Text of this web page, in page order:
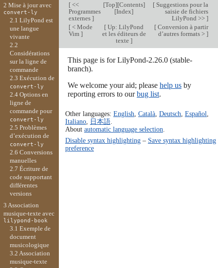
[<<
Programmes
externes ]
[Top][Contents]
[Index]
[Suggestions pour la
saisie de fichiers
LilyPond >> ]
[< Mode
Vim ]
[ Up: LilyPond
et les éditeurs de
texte ]
[Conversion à partir
d’autres formats > ]
This page is for LilyPond-2.26.0 (stable-
branch).
We welcome your aid; please help usby
reporting errors to ourbug list.
Other languages: English Català, Deutsch Español
Italiano, 日本語.
About automatic language selection
Disable syntax highlighting– Save syntax highlighting
preference
2 Mise à jour avec
convert-ly
2.1 LilyPond est
une langue
vivante
2.2
Considérations
sur la ligne de
commande
2.3 Exécution de
convert-ly
2.4 Options en
ligne de
commande pour
convert-ly
2.5 Problèmes
d’exécution de
convert-ly
2.6 Conversions
manuelles
2.7 Écriture de
code supportant
différentes
versions
3 Association
musique-texte avec
lilypond-book
3.1 Exemple de
document
musicologique
3.2 Association
musique-texte